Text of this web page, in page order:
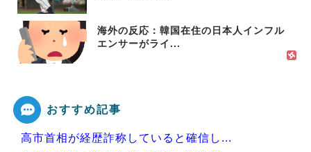
海外の反応：韓国在住の日本人インフル
エンサーがライ...
おすすめ記事
高市首相が経歴詐称していると確信し...